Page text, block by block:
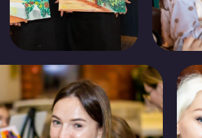
Вернисаж и ваша
картина готова!
картинами. Вы уносите домой
не только готовую картину,
но и море положительных
эмоций, гордость за себя
и заряд вдохновения.
4